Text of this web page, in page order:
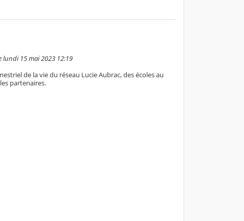
lundi 15 mai 2023 12:19
de la vie du réseau Lucie Aubrac, des écoles au
partenaires.